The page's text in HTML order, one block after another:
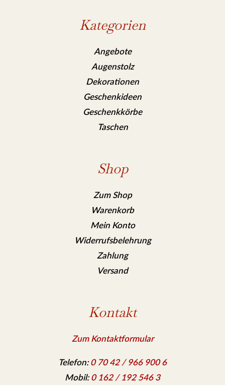
Kategorien
Angebote
Augenstolz
Dekorationen
Geschenkideen
Geschenkkörbe
Taschen
Shop
Zum Shop
Warenkorb
Mein Konto
Widerrufsbelehrung
Zahlung
Versand
Kontakt
Zum Kontaktformular
Telefon:0 70 42 / 966 900 6
Mobil:0 162 / 192 546 3